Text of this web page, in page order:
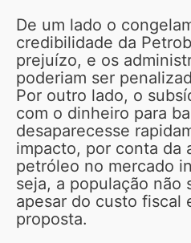
De um lado o
credibilidade da
prejuízo, e os
poderiam ser
Por outro lado, o
com o dinheiro para
desaparecesse
impacto, por conta da
petróleo no mercado
seja, a população não
apesar do custo fiscal
proposta.